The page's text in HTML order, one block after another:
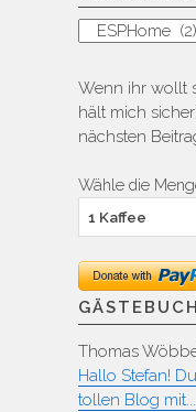
Kategorien
Wenn ihr wollt
hält mich
nächsten
Wähle die
GÄSTEBUCH
Thomas
Hallo Stefan!
tollen Blog mit...